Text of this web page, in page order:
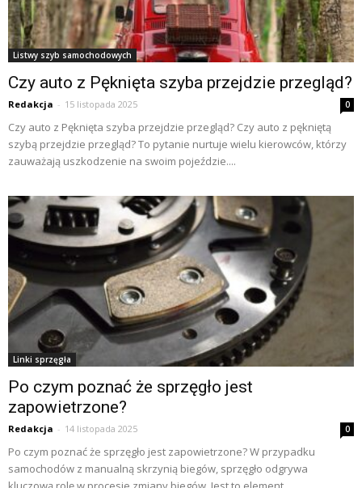
Listwy szyb samochodowych
Czy auto z Pęknięta szyba przejdzie przegląd?
Redakcja - 15 listopada 2025 0
Czy auto z Pęknięta szyba przejdzie przegląd? Czy auto z pękniętą
szybą przejdzie przegląd? To pytanie nurtuje wielu kierowców, którzy
zauważają uszkodzenie na swoim pojeździe....
Linki sprzęgła
Po czym poznać że sprzęgło jest
zapowietrzone?
Redakcja - 14 listopada 2025 0
Po czym poznać że sprzęgło jest zapowietrzone? W przypadku
samochodów z manualną skrzynią biegów, sprzęgło odgrywa